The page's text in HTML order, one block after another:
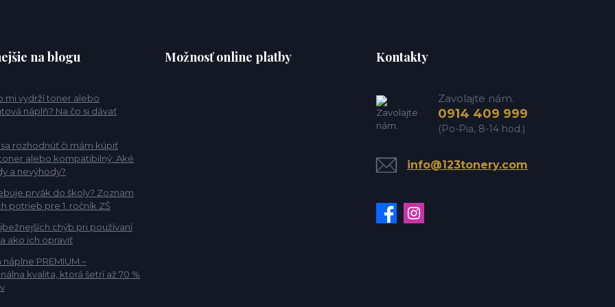
na blogu
mi vydrží toner alebo
náplň? Na čo si dávať
rozhodnúť či mám kúpiť
alebo kompatibilný: Aké
a nevýhody?
prvák do školy? Zoznam
potrieb pre 1. ročník ZŠ
chýb pri používaní
ako ich opraviť
náplne PREMIUM –
kvalita, ktorá šetrí až 70 %
Možnosť online platby Kontakty
Zavolajte nám.
0914 409 999
(Po-Pia, 8-14 hod.)
info@123tonery.com